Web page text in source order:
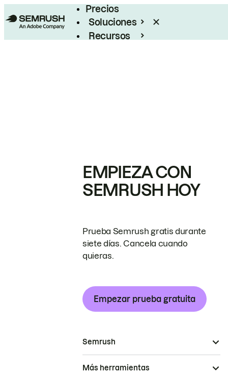
Precios
Soluciones
Recursos
EMPIEZA CON
SEMRUSH HOY
Prueba Semrush gratis durante
siete días. Cancela cuando
quieras.
Empezar prueba gratuita
Semrush
Más herramientas